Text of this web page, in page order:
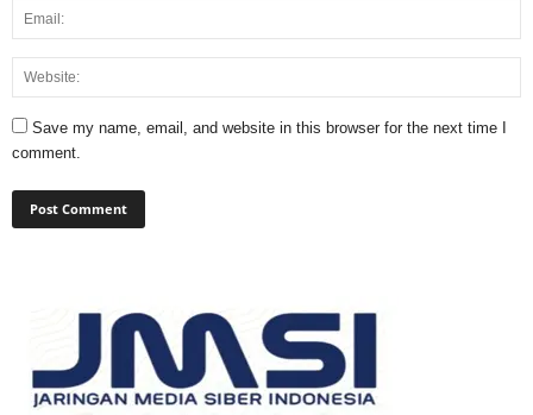
Save my name, email, and website in this browser for the next time I
comment.